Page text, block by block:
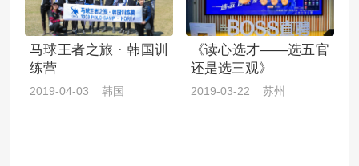
马球王者之旅 · 韩国训
练营
2019-04-03 韩国
《读心选才——选五官
还是选三观》
2019-03-22 苏州